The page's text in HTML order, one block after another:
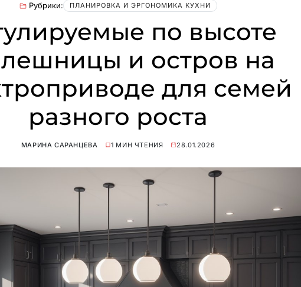
Рубрики: ПЛАНИРОВКА И ЭРГОНОМИКА КУХНИ
по высоте
и остров на
для семей
разного роста
МАРИНА САРАНЦЕВА 1 МИН ЧТЕНИЯ 28.01.2026